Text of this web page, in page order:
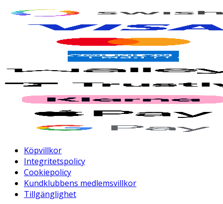
Köpvillkor
Integritetspolicy
Cookiepolicy
Kundklubbens medlemsvillkor
Tillgänglighet